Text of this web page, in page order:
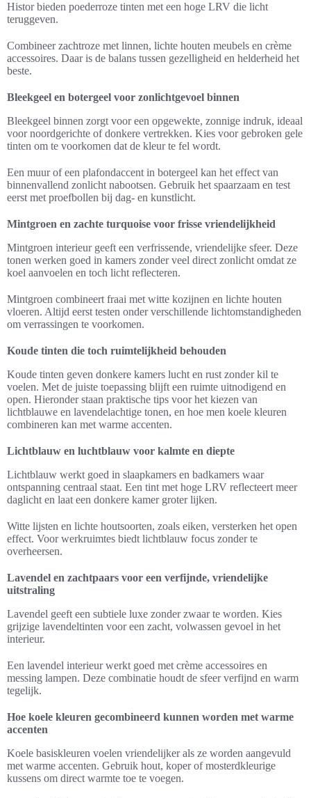
Histor bieden poederroze tinten met een hoge LRV die licht
teruggeven.
Combineer zachtroze met linnen, lichte houten meubels en crème
accessoires. Daar is de balans tussen gezelligheid en helderheid het
beste.
Bleekgeel en botergeel voor zonlichtgevoel binnen
Bleekgeel binnen zorgt voor een opgewekte, zonnige indruk, ideaal
voor noordgerichte of donkere vertrekken. Kies voor gebroken gele
tinten om te voorkomen dat de kleur te fel wordt.
Een muur of een plafondaccent in botergeel kan het effect van
binnenvallend zonlicht nabootsen. Gebruik het spaarzaam en test
eerst met proefbollen bij dag- en kunstlicht.
Mintgroen en zachte turquoise voor frisse vriendelijkheid
Mintgroen interieur geeft een verfrissende, vriendelijke sfeer. Deze
tonen werken goed in kamers zonder veel direct zonlicht omdat ze
koel aanvoelen en toch licht reflecteren.
Mintgroen combineert fraai met witte kozijnen en lichte houten
vloeren. Altijd eerst testen onder verschillende lichtomstandigheden
om verrassingen te voorkomen.
Koude tinten die toch ruimtelijkheid behouden
Koude tinten geven donkere kamers lucht en rust zonder kil te
voelen. Met de juiste toepassing blijft een ruimte uitnodigend en
open. Hieronder staan praktische tips voor het kiezen van
lichtblauwe en lavendelachtige tonen, en hoe men koele kleuren
combineren kan met warme accenten.
Lichtblauw en luchtblauw voor kalmte en diepte
Lichtblauw werkt goed in slaapkamers en badkamers waar
ontspanning centraal staat. Een tint met hoge LRV reflecteert meer
daglicht en laat een donkere kamer groter lijken.
Witte lijsten en lichte houtsoorten, zoals eiken, versterken het open
effect. Voor werkruimtes biedt lichtblauw focus zonder te
overheersen.
Lavendel en zachtpaars voor een verfijnde, vriendelijke
uitstraling
Lavendel geeft een subtiele luxe zonder zwaar te worden. Kies
grijzige lavendeltinten voor een zacht, volwassen gevoel in het
interieur.
Een lavendel interieur werkt goed met crème accessoires en
messing lampen. Deze combinatie houdt de sfeer verfijnd en warm
tegelijk.
Hoe koele kleuren gecombineerd kunnen worden met warme
accenten
Koele basiskleuren voelen vriendelijker als ze worden aangevuld
met warme accenten. Gebruik hout, koper of mosterdkleurige
kussens om direct warmte toe te voegen.